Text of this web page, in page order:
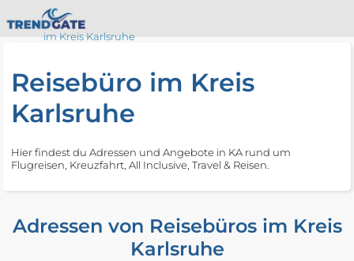
im Kreis Karlsruhe
Reisebüro im Kreis
Karlsruhe
Hier findest du Adressen und Angebote in KA rund um
Flugreisen, Kreuzfahrt, All Inclusive, Travel & Reisen.
Adressen von Reisebüros im Kreis
Karlsruhe